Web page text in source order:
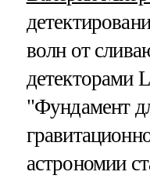
волн от
детекторами
"Фундамент
астрономии